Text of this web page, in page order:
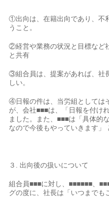
①出向は、在籍出向であり、不
うこと。
②経営や業務の状況と目標など
と共有
③組合員は、提案があれば、社
しい。
④日報の件は、当労組としては
が、会社■■■は、「日報を付け
ました。また、■■■は「具体的
なので今後もやっていきます」
３. 出向後の扱いについて
組合員■■■に対し、■■■■■■、
グの度に、社長は「いつまでも